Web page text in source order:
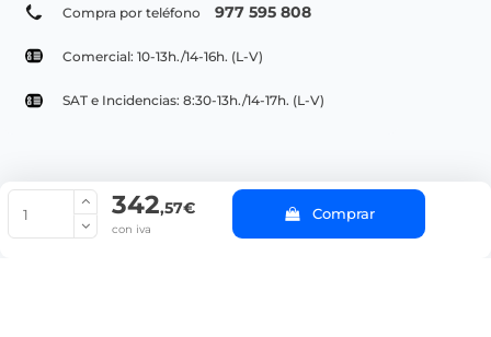
342,57€
con iva
Comprar
Compra por teléfono 977 595 808
Comercial: 10-13h./14-16h. (L-V)
SAT e Incidencias: 8:30-13h./14-17h. (L-V)
© Copyright 2022 PepeBar.com |
Aviso legal y
Condiciones generales de compra |